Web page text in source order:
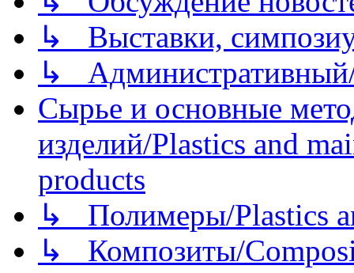
↳ Выставки,
↳
Сырье и основные
изделий/Plastics and
products
↳ Полимеры/Plastics
↳ Композиты/